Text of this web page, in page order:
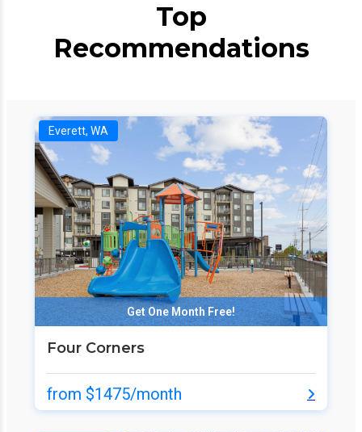
Top
Recommendations
Everett, WA
Get One Month Free!
Four Corners
from $1475/month